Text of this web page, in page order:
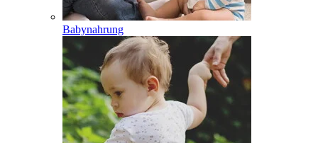
Babynahrung